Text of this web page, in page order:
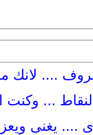
.... لانك
... وكنت
.... يغنى